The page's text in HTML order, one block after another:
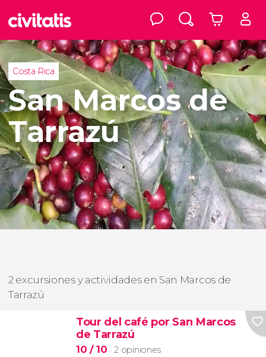
Costa Rica
San Marcos de
Tarrazú
2 excursiones y actividades en San Marcos de
Tarrazú
Tour del café por San Marcos
de Tarrazú
10 / 10 2 opiniones